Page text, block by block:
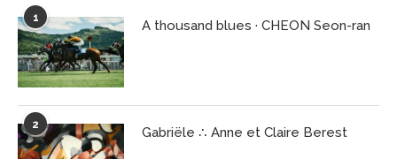
1 A thousand blues · CHEON Seon-ran
2 Gabriële ∴ Anne et Claire Berest